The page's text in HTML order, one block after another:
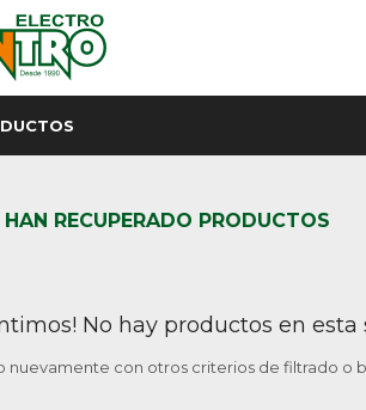
HAN RECUPERADO PRODUCTOS
No hay productos en esta
nuevamente con otros criterios de filtrado o